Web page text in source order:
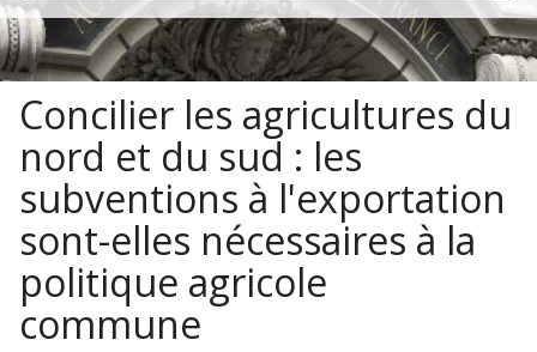
Prix et médailles
Publications
Fonds documentaire
Contact et venue
Membres
Prix et médailles
Publications
Fonds documentaire
Contact et venue
Vous êtes ici
Concilier les agricultures du
nord et du sud : les
subventions à l'exportation
sont-elles nécessaires à la
politique agricole
commune